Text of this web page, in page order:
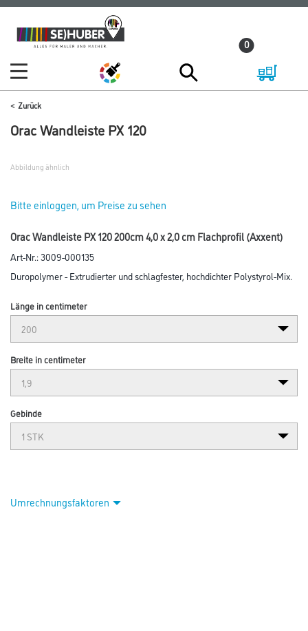
Zum
Inhalt
Zum
Navigationsmenü
0
Zurück
Orac Wandleiste PX 120
Abbildung ähnlich
Bitte einloggen, um Preise zu sehen
Orac Wandleiste PX 120 200cm 4,0 x 2,0 cm Flachprofil (Axxent)
Art-Nr.:3009-000135
Duropolymer - Extrudierter und schlagfester, hochdichter Polystyrol-Mix.
Länge in centimeter
Breite in centimeter
Gebinde
Umrechnungsfaktoren